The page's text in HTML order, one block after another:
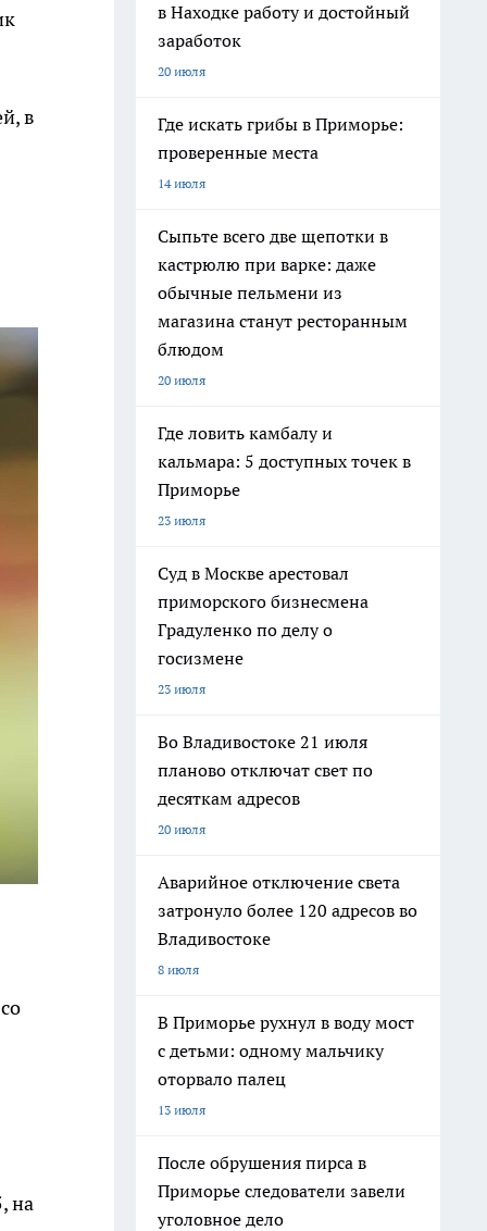
в
на
в Находке работу и достойный
заработок
20 июля
Где искать грибы в Приморье:
проверенные места
14 июля
Сыпьте всего две щепотки в
кастрюлю при варке: даже
обычные пельмени из
магазина станут ресторанным
блюдом
20 июля
Где ловить камбалу и
кальмара: 5 доступных точек в
Приморье
23 июля
Суд в Москве арестовал
приморского бизнесмена
Градуленко по делу о
госизмене
23 июля
Во Владивостоке 21 июля
планово отключат свет по
десяткам адресов
20 июля
Аварийное отключение света
затронуло более 120 адресов во
Владивостоке
8 июля
В Приморье рухнул в воду мост
с детьми: одному мальчику
оторвало палец
13 июля
После обрушения пирса в
Приморье следователи завели
уголовное дело